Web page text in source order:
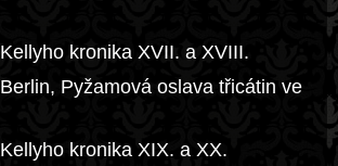
kronika XVII. a XVIII.
Pyžamová oslava třicátin ve
kronika XIX. a XX.